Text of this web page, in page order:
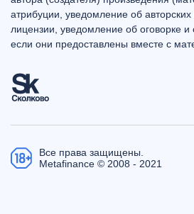
атрибуции, уведомление об
лицензии, уведомление об оговорке и
если они предоставлены вместе с
Все права защищены.
Metafinance © 2008 - 2021